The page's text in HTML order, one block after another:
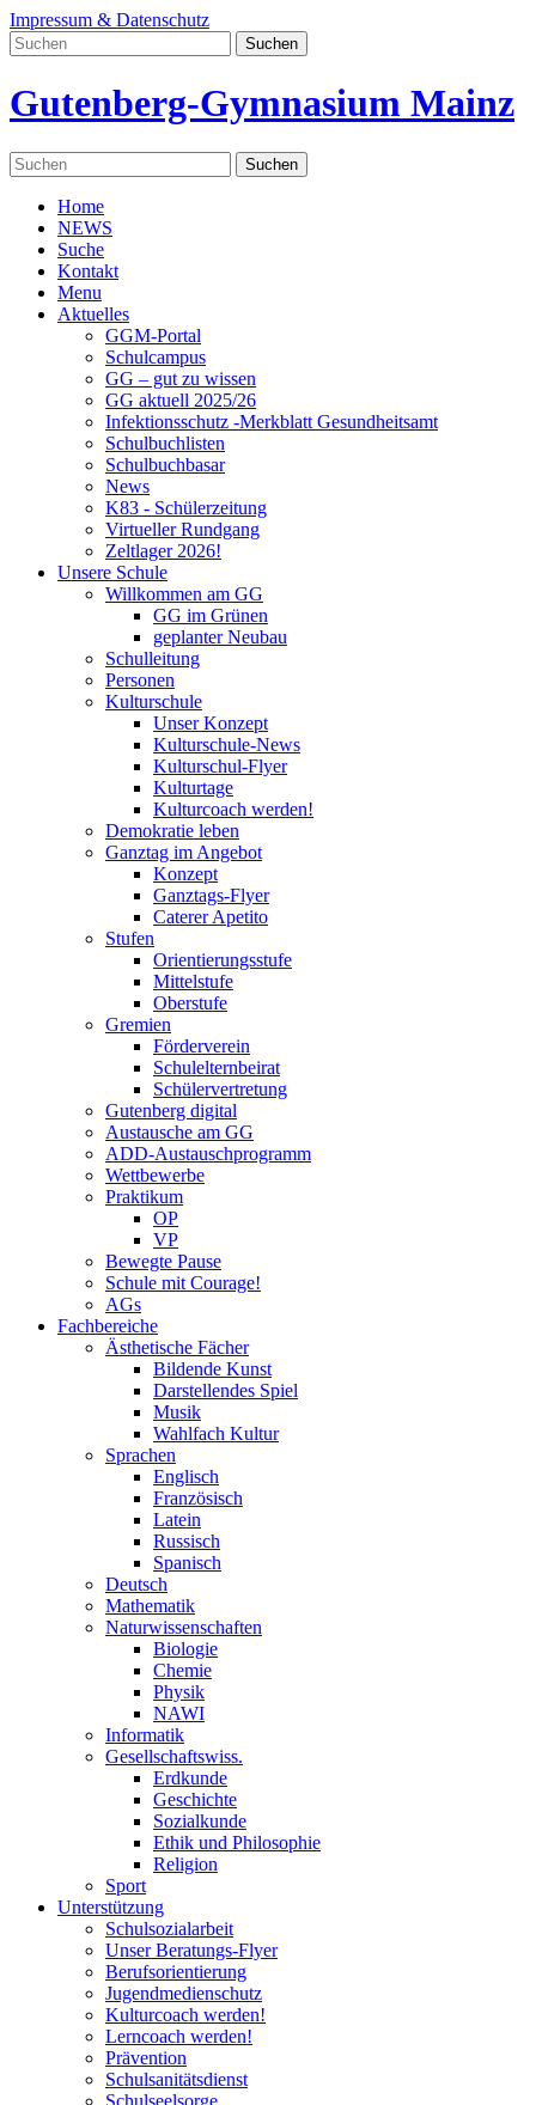
Impressum & Datenschutz
Gutenberg-Gymnasium Mainz
Home
NEWS
Suche
Kontakt
Menu
Aktuelles
GGM-Portal
Schulcampus
GG – gut zu wissen
GG aktuell 2025/26
Infektionsschutz -Merkblatt Gesundheitsamt
Schulbuchlisten
Schulbuchbasar
News
K83 - Schülerzeitung
Virtueller Rundgang
Zeltlager 2026!
Unsere Schule
Willkommen am GG
GG im Grünen
geplanter Neubau
Schulleitung
Personen
Kulturschule
Unser Konzept
Kulturschule-News
Kulturschul-Flyer
Kulturtage
Kulturcoach werden!
Demokratie leben
Ganztag im Angebot
Konzept
Ganztags-Flyer
Caterer Apetito
Stufen
Orientierungsstufe
Mittelstufe
Oberstufe
Gremien
Förderverein
Schulelternbeirat
Schülervertretung
Gutenberg digital
Austausche am GG
ADD-Austauschprogramm
Wettbewerbe
Praktikum
OP
VP
Bewegte Pause
Schule mit Courage!
AGs
Fachbereiche
Ästhetische Fächer
Bildende Kunst
Darstellendes Spiel
Musik
Wahlfach Kultur
Sprachen
Englisch
Französisch
Latein
Russisch
Spanisch
Deutsch
Mathematik
Naturwissenschaften
Biologie
Chemie
Physik
NAWI
Informatik
Gesellschaftswiss.
Erdkunde
Geschichte
Sozialkunde
Ethik und Philosophie
Religion
Sport
Unterstützung
Schulsozialarbeit
Unser Beratungs-Flyer
Berufsorientierung
Jugendmedienschutz
Kulturcoach werden!
Lerncoach werden!
Prävention
Schulsanitätsdienst
Schulseelsorge